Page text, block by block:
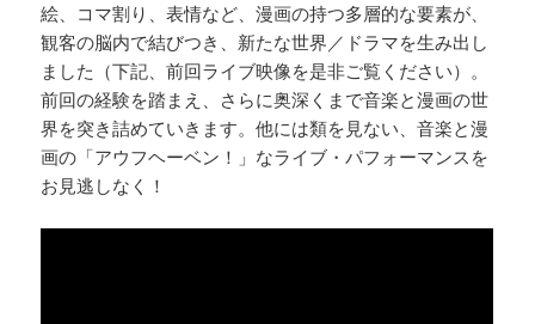
絵、コマ割り、表情など、漫画の持つ多層的な要素が、
観客の脳内で結びつき、新たな世界／ドラマを生み出し
ました（下記、前回ライブ映像を是非ご覧ください）。
前回の経験を踏まえ、さらに奥深くまで音楽と漫画の世
界を突き詰めていきます。他には類を見ない、音楽と漫
画の「アウフヘーベン！」なライブ・パフォーマンスを
お見逃しなく！